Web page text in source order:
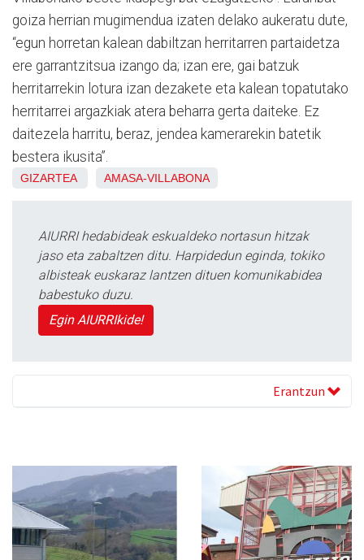
goiza herrian mugimendua izaten delako aukeratu dute,
“egun horretan kalean dabiltzan herritarren partaidetza
ere garrantzitsua izango da; izan ere, gai batzuk
herritarrekin lotura izan dezakete eta kalean topatutako
herritarrei argazkiak atera beharra gerta daiteke. Ez
daitezela harritu, beraz, jendea kamerarekin batetik
bestera ikusita”.
GIZARTEA AMASA-VILLABONA
AIURRI hedabideak eskualdeko nortasun hitzak
jaso eta zabaltzen ditu. Harpidedun eginda, tokiko
albisteak euskaraz lantzen dituen komunikabidea
babestuko duzu.
Egin AIURRIkide!
Erantzun